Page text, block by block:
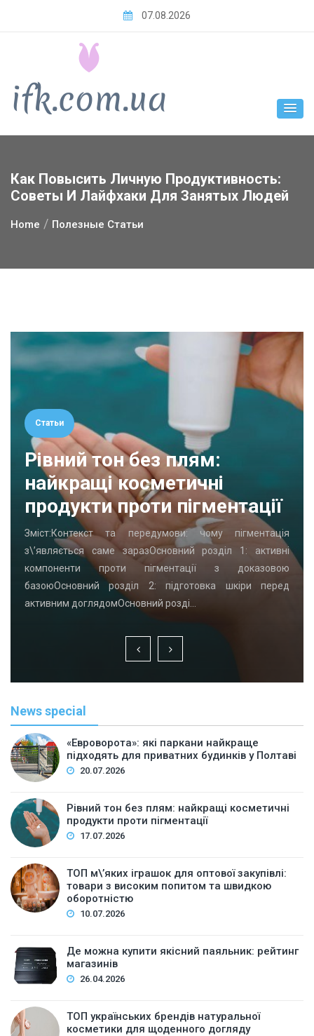
07.08.2026
Как Повысить Личную Продуктивность:
Советы И Лайфхаки Для Занятых Людей
Home Полезные Статьи
Статьи
Рівний тон без плям:
найкращі косметичні
продукти проти пігментації
Зміст:Контекст та передумови: чому пігментація
з\’являється саме заразОсновний розділ 1: активні
компоненти проти пігментації з доказовою
базоюОсновний розділ 2: підготовка шкіри перед
активним доглядомОсновний розді…
News special
«Евроворота»: які паркани найкраще
підходять для приватних будинків у Полтаві
20.07.2026
Рівний тон без плям: найкращі косметичні
продукти проти пігментації
17.07.2026
ТОП м\’яких іграшок для оптової закупівлі:
товари з високим попитом та швидкою
оборотністю
10.07.2026
Де можна купити якісний паяльник: рейтинг
магазинів
26.04.2026
ТОП українських брендів натуральної
косметики для щоденного догляду